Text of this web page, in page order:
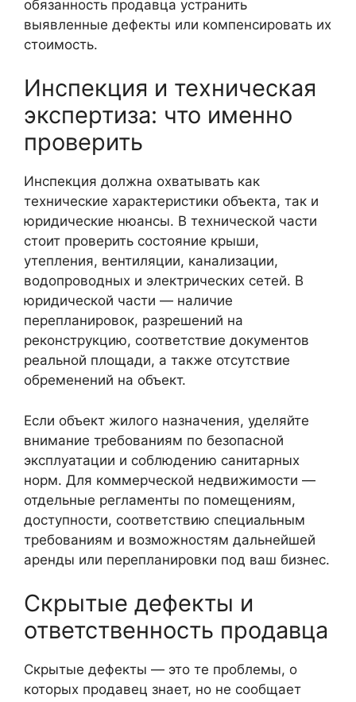
обязанность продавца устранить
выявленные дефекты или компенсировать их
стоимость.
Инспекция и техническая
экспертиза: что именно
проверить
Инспекция должна охватывать как
технические характеристики объекта, так и
юридические нюансы. В технической части
стоит проверить состояние крыши,
утепления, вентиляции, канализации,
водопроводных и электрических сетей. В
юридической части — наличие
перепланировок, разрешений на
реконструкцию, соответствие документов
реальной площади, а также отсутствие
обременений на объект.
Если объект жилого назначения, уделяйте
внимание требованиям по безопасной
эксплуатации и соблюдению санитарных
норм. Для коммерческой недвижимости —
отдельные регламенты по помещениям,
доступности, соответствию специальным
требованиям и возможностям дальнейшей
аренды или перепланировки под ваш бизнес.
Скрытые дефекты и
ответственность продавца
Скрытые дефекты — это те проблемы, о
которых продавец знает, но не сообщает